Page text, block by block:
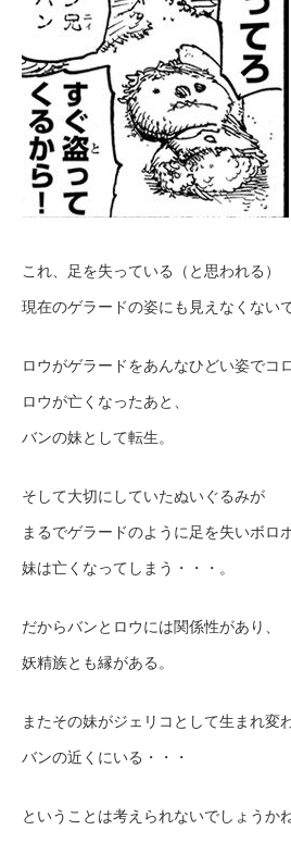
これ、足を失っている（と思われる）
現在のゲラードの姿にも見えなくない
ロウがゲラードをあんなひどい姿でコロ
ロウが亡くなったあと、
バンの妹として転生。
そして大切にしていたぬいぐるみが
まるでゲラードのように足を失いボロ
妹は亡くなってしまう・・・。
だからバンとロウには関係性があり、
妖精族とも縁がある。
またその妹がジェリコとして生まれ変わ
バンの近くにいる・・・
ということは考えられないでしょうか